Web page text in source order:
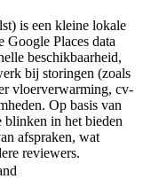
is een kleine lokale
Google Places data
beschikbaarheid,
bij storingen (zoals
vloerverwarming, cv-
Op basis van
in het bieden
afspraken, wat
reviewers.